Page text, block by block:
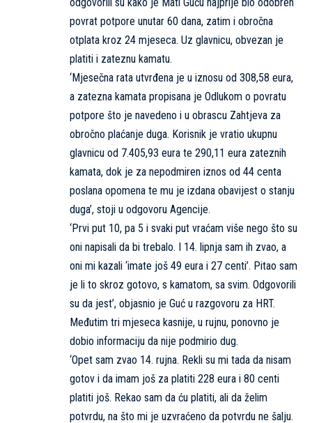
odgovorili su kako je Mati Guću najprije bio odobren
povrat potpore unutar 60 dana, zatim i obročna
otplata kroz 24 mjeseca. Uz glavnicu, obvezan je
platiti i zateznu kamatu.
‘Mjesečna rata utvrđena je u iznosu od 308,58 eura,
a zatezna kamata propisana je Odlukom o povratu
potpore što je navedeno i u obrascu Zahtjeva za
obročno plaćanje duga. Korisnik je vratio ukupnu
glavnicu od 7.405,93 eura te 290,11 eura zateznih
kamata, dok je za nepodmiren iznos od 44 centa
poslana opomena te mu je izdana obavijest o stanju
duga’, stoji u odgovoru Agencije.
‘Prvi put 10, pa 5 i svaki put vraćam više nego što su
oni napisali da bi trebalo. I 14. lipnja sam ih zvao, a
oni mi kazali ‘imate još 49 eura i 27 centi’. Pitao sam
je li to skroz gotovo, s kamatom, sa svim. Odgovorili
su da jest’, objasnio je Guć u razgovoru za HRT.
Međutim tri mjeseca kasnije, u rujnu, ponovno je
dobio informaciju da nije podmirio dug.
‘Opet sam zvao 14. rujna. Rekli su mi tada da nisam
gotov i da imam još za platiti 228 eura i 80 centi
platiti još. Rekao sam da ću platiti, ali da želim
potvrdu, na što mi je uzvraćeno da potvrdu ne šalju.